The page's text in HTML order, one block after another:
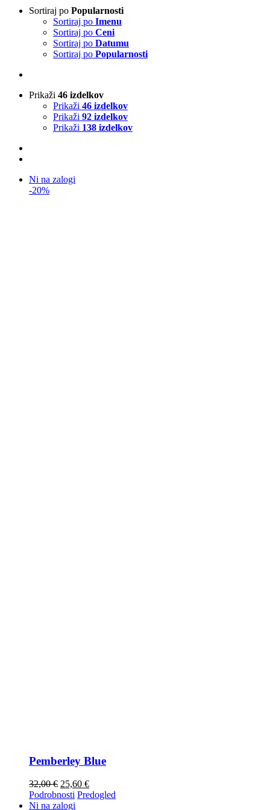
Sortiraj po Popularnosti
Sortiraj po Imenu
Sortiraj po Ceni
Sortiraj po Datumu
Sortiraj po Popularnosti
Prikaži 46 izdelkov
Prikaži 46 izdelkov
Prikaži 92 izdelkov
Prikaži 138 izdelkov
Ni na zalogi
-20%
Pemberley Blue
32,00€ 25,60 €
Podrobnosti Predogled
Ni na zalogi